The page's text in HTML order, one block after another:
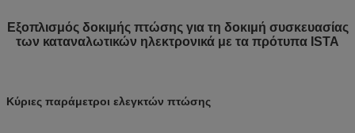
Εξοπλισμός δοκιμής πτώσης για τη δοκιμή συσκευασίας
των καταναλωτικών ηλεκτρονικά με τα πρότυπα ISTA
Κύριες παράμετροι ελεγκτών πτώσης